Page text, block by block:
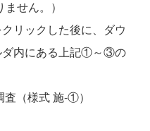
せん。）
リックした後に、ダウ
ダ内にある上記①～③の
（様式 施-①）